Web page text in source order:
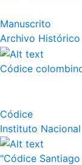
Manuscrito
Archivo
Códice
Códice
Instituto
"Códice